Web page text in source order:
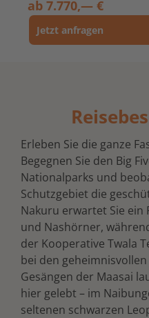
ab 7.770,— €
Jetzt anfragen
Erleben Sie die ganze
Begegnen Sie den Big
Nationalparks und
Schutzgebiet die
Nakuru erwartet Sie ein
und Nashörner,
der Kooperative Twala
bei den geheimnisvollen
Gesängen der Maasai
hier gelebt – im
seltenen schwarzen